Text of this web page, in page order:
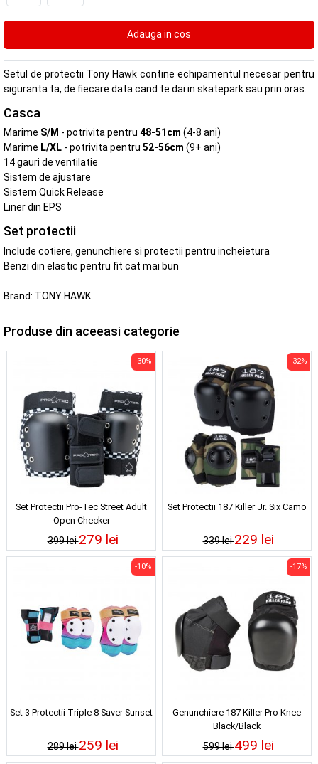
Setul de protectii Tony Hawk contine echipamentul necesar pentru
siguranta ta, de fiecare data cand te dai in skatepark sau prin oras.
Casca
Marime S/M - potrivita pentru 48-51cm (4-8 ani)
Marime L/XL - potrivita pentru 52-56cm (9+ ani)
14 gauri de ventilatie
Sistem de ajustare
Sistem Quick Release
Liner din EPS
Set protectii
Include cotiere, genunchiere si protectii pentru incheietura
Benzi din elastic pentru fit cat mai bun
Brand: TONY HAWK
Produse din aceeasi categorie
Set Protectii Pro-Tec Street Adult
Open Checker
399 lei
-30%
279 lei
Set Protectii 187 Killer Jr. Six Camo
339 lei
-32%
229 lei
Set 3 Protectii Triple 8 Saver Sunset
289 lei
-10%
259 lei
Genunchiere 187 Killer Pro Knee
Black/Black
599 lei
-17%
499 lei